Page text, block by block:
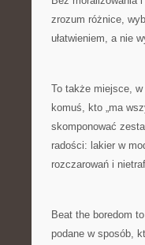
zrozum różnice,
ułatwieniem, a nie
To także miejsce,
komuś, kto „ma
skomponować
radości: lakier w
rozczarowań i
Beat the boredom
podane w sposób,